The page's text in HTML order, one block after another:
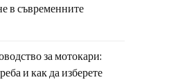
в съвременните
за мотокари:
и как да изберете